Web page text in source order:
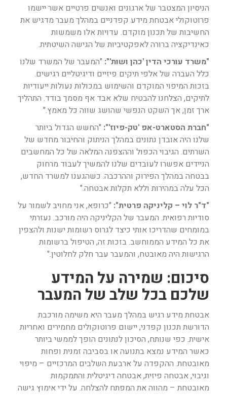
הניסיון המצטבר של ארגונים ואנשים פרטיים אשר יישמו
פרוטוקולי אבטחת מידע קפדניים במהלך מעבר מדגיש את
החשיבות של תכנון מוקדם. עדויות אלו משמשות
כאינדיקציה ברורה לאפקטיביות של הגישה השיטתית.
"משרד עורכי הדין 'כהן ושות'": "המעבר של המשרד שלנו
כלל העברה של אלפי תיקים פיזיים ודיגיטליים רגישים.
בזכות המיפוי המוקדם והשימוש במכולות נעולות ייעודיות
לתיקים, הצלחנו להבטיח שלא אבד אף מסמך בודד. התהליך
ארך זמן, אך השקט הנפשי שהושג שווה כל מאמץ."
"חברת הסטארט-אפ 'טק-פיוז'": "החשש הגדול ביותר
שלנו היה אובדן נתונים במהלך הניתוק והחיבור מחדש של
השרתים. הגיבוי הכפול וההצפנה המלאה של כל המחשבים
הניידים אפשרו לעובדים שלנו להמשיך לעבוד מרחוק
בבטחה במהלך הפירוק וההרכבה. כשהגענו למשרד החדש,
הכל עלה במהירות וללא תקלות אבטחה."
"ד"ר לוי – קליניקה פרטית": "כרופא, אני מחויב לשמור על
סודיות רפואית. המעבר של הקליניקה היה מורכב. נעזרתי
במומחים שהדריכו אותי כיצד לגרוס רשומות ישנות ולהצפין
את כל המידע הממוחשב. בזכות זה, הטיפול ברשומות
הרגישות היה מאובטח, והמעבר עבר חלק לחלוטין."
סיכום: שמירה על המידע
שלכם בכל שלב של המעבר
אבטחת מידע רגיש במהלך מעבר היא משימה מורכבת
הדורשת תכנון קפדני, יישום פרוטוקולים מחמירים ואחריות
אישית. כפי שנותח, הסיכון לנתונים הופך לממשי ביותר
כאשר המידע נמצא בתנועה או בסביבה זמנית ופחות
מאובטחת. ההקפדה על ארבעת השלבים המרכזיים – מיפוי
וגיבוי, אבטחה פיזית, אבטחה דיגיטלית והתמקמות
מאובטחת – מהווה את המפתח להצלחה. על ידי אימוץ גישה